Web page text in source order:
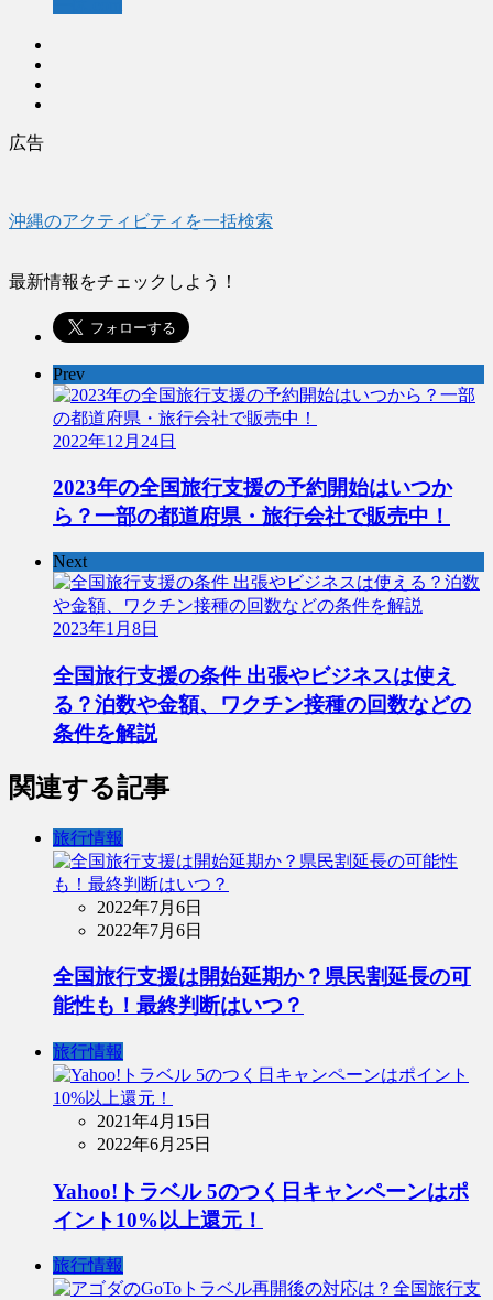
広告
沖縄のアクティビティを一括検索
最新情報をチェックしよう！
Prev
2022年12月24日
2023年の全国旅行支援の予約開始はいつか
ら？一部の都道府県・旅行会社で販売中！
Next
2023年1月8日
全国旅行支援の条件 出張やビジネスは使え
る？泊数や金額、ワクチン接種の回数などの
条件を解説
関連する記事
旅行情報
2022年7月6日
2022年7月6日
全国旅行支援は開始延期か？県民割延長の可
能性も！最終判断はいつ？
旅行情報
2021年4月15日
2022年6月25日
Yahoo!トラベル 5のつく日キャンペーンはポ
イント10%以上還元！
旅行情報